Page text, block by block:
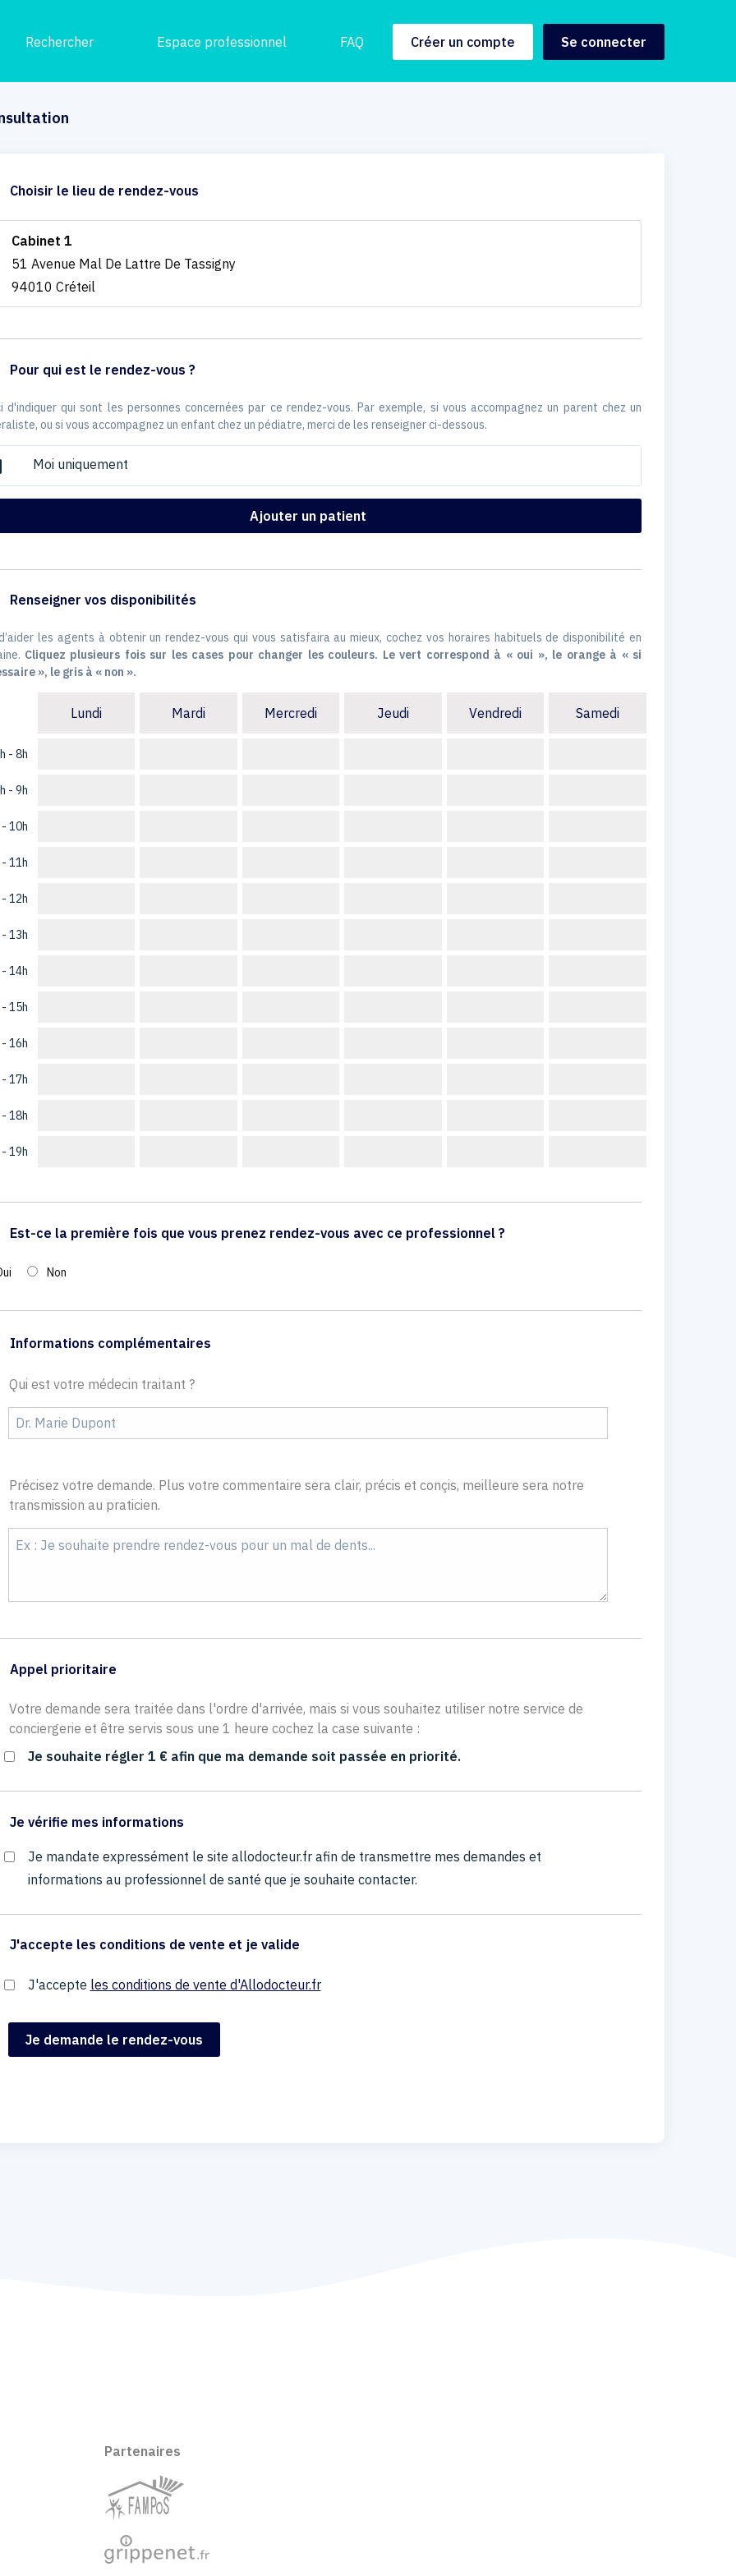
Rechercher Espace professionnel FAQ Créer un compte Se connecter
Choisir le lieu de rendez-vous
Cabinet 1
51 Avenue Mal De Lattre De Tassigny
94010 Créteil
Pour qui est le rendez-vous ?
d'indiquer qui sont les personnes concernées par ce rendez-vous. Par exemple, si vous accompagnez un parent chez un
ou si vous accompagnez un enfant chez un pédiatre, merci de les renseigner ci-dessous.
Moi uniquement
Ajouter un patient
Renseigner vos disponibilités
les agents à obtenir un rendez-vous qui vous satisfaira au mieux, cochez vos horaires habituels de disponibilité en
Cliquez plusieurs fois sur les cases pour changer les couleurs. Le vert correspond à « oui », le orange à « si
», le gris à « non ».
- 8h
- 9h
10h
11h
12h
13h
14h
15h
16h
17h
18h
19h
Lundi Mardi Mercredi Jeudi Vendredi Samedi
Est-ce la première fois que vous prenez rendez-vous avec ce professionnel ?
Non
Informations complémentaires
Qui est votre médecin traitant ?
Précisez votre demande. Plus votre commentaire sera clair, précis et conçis, meilleure sera notre
transmission au praticien.
Appel prioritaire
Votre demande sera traitée dans l'ordre d'arrivée, mais si vous souhaitez utiliser notre service de
conciergerie et être servis sous une 1 heure cochez la case suivante :
Je souhaite régler 1 € afin que ma demande soit passée en priorité.
Je vérifie mes informations
Je mandate expressément le site allodocteur.fr afin de transmettre mes demandes et
informations au professionnel de santé que je souhaite contacter.
J'accepte les conditions de vente et je valide
J'accepte les conditions de vente d'Allodocteur.fr
Partenaires